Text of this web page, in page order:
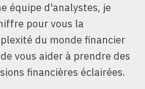
équipe d'analystes, je
pour vous la
du monde financier
vous aider à prendre des
financières éclairées.